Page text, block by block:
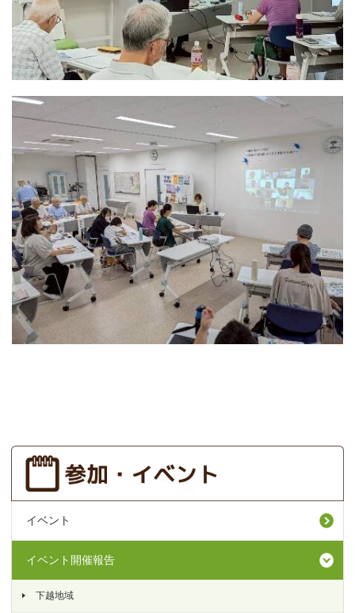
イベント
イベント開催報告
下越地域